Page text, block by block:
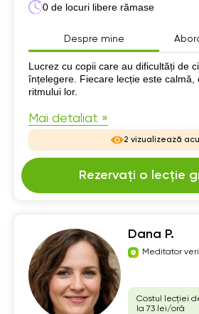
0 de locuri libere rămase
Despre mine
Despre mine
Lucrez cu copii care au dificultăți de
înțelegere. Fiecare lecție este calmă,
ritmului lor.
Mai detaliat »
2 vizualizează
Rezervați o lecție
Dana P.
Meditator
Costul lecției
la 73 lei/oră